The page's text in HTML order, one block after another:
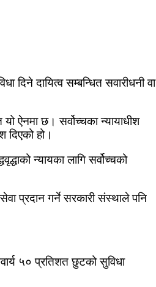
दायित्व सम्बन्धित सवारीधनी वा
ऐनमा छ। सर्वोच्चका न्यायाधीश
दिएको हो।
न्यायका लागि सर्वोच्चको
प्रदान गर्ने सरकारी संस्थाले पनि
५० प्रतिशत छुटको सुविधा